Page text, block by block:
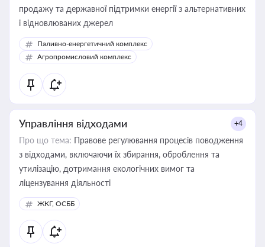
продажу та державної підтримки енергії з альтернативних
і відновлюваних джерел
Паливно-енергетичний комплекс
Агропромисловий комплекс
Управління відходами +4
Про що тема: Правове регулювання процесів поводження
з відходами, включаючи їх збирання, оброблення та
утилізацію, дотримання екологічних вимог та
ліцензування діяльності
ЖКГ, ОСББ